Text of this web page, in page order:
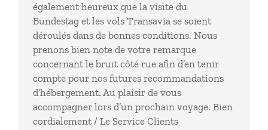
également heureux que la visite du
Bundestag et les vols Transavia se soient
déroulés dans de bonnes conditions. Nous
prenons bien note de votre remarque
concernant le bruit côté rue afin d’en tenir
compte pour nos futures recommandations
d’hébergement. Au plaisir de vous
accompagner lors d’un prochain voyage. Bien
cordialement / Le Service Clients